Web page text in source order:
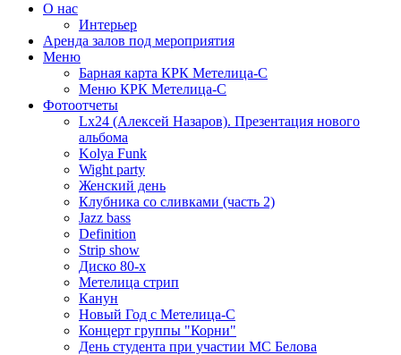
О нас
Интерьер
Аренда залов под мероприятия
Меню
Барная карта КРК Метелица-С
Меню КРК Метелица-С
Фотоотчеты
Lx24 (Алексей Назаров). Презентация нового
альбома
Kolya Funk
Wight party
Женский день
Клубника со сливками (часть 2)
Jazz bass
Definition
Strip show
Диско 80-х
Метелица стрип
Канун
Новый Год с Метелица-С
Концерт группы "Корни"
День студента при участии МС Белова